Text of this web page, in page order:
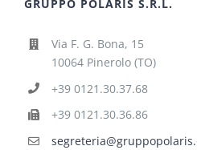
GRUPPO POLARIS S.R.L.
Via F. G. Bona, 15
10064 Pinerolo (TO)
+39 0121.30.37.68
+39 0121.30.36.86